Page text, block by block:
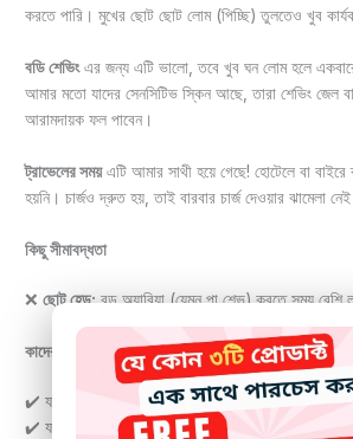
করতে পারি। মুখের ছোট ছোট লোম (পিচ্ছি) তুলতেও খুব
বডি শেভিংএর জন্য এটি ভালো, তবে খুব ঘন লোম হলে একবারে
আমার মতো যাদের সেনসিটিভ স্কিন আছে, তারা শেভিং জেল
আরামদায়ক ফল পাবেন।
ট্রাভেলের সময়এটি আমার সাথী হয়ে গেছে! হোটেলে বা
হয়নি। চার্জও দ্রুত হয়, তাই বারবার চার্জ দেওয়ার ঝামেলা
কিছু সীমাবদ্ধতা
❌ছোট হেড:বড় অ্যারিয়া (যেমন পা শেভ) করতে সময় বেশি
কাদের জন্য উপযুক্ত?
✔️ যারা একটি সাশ্রয়ী, বহুমুখী শেভারখুঁজছেন।
✔️ যারা
ভ্রু শেপিং ও ফেসিয়াল হেয়ার রিমুভাল